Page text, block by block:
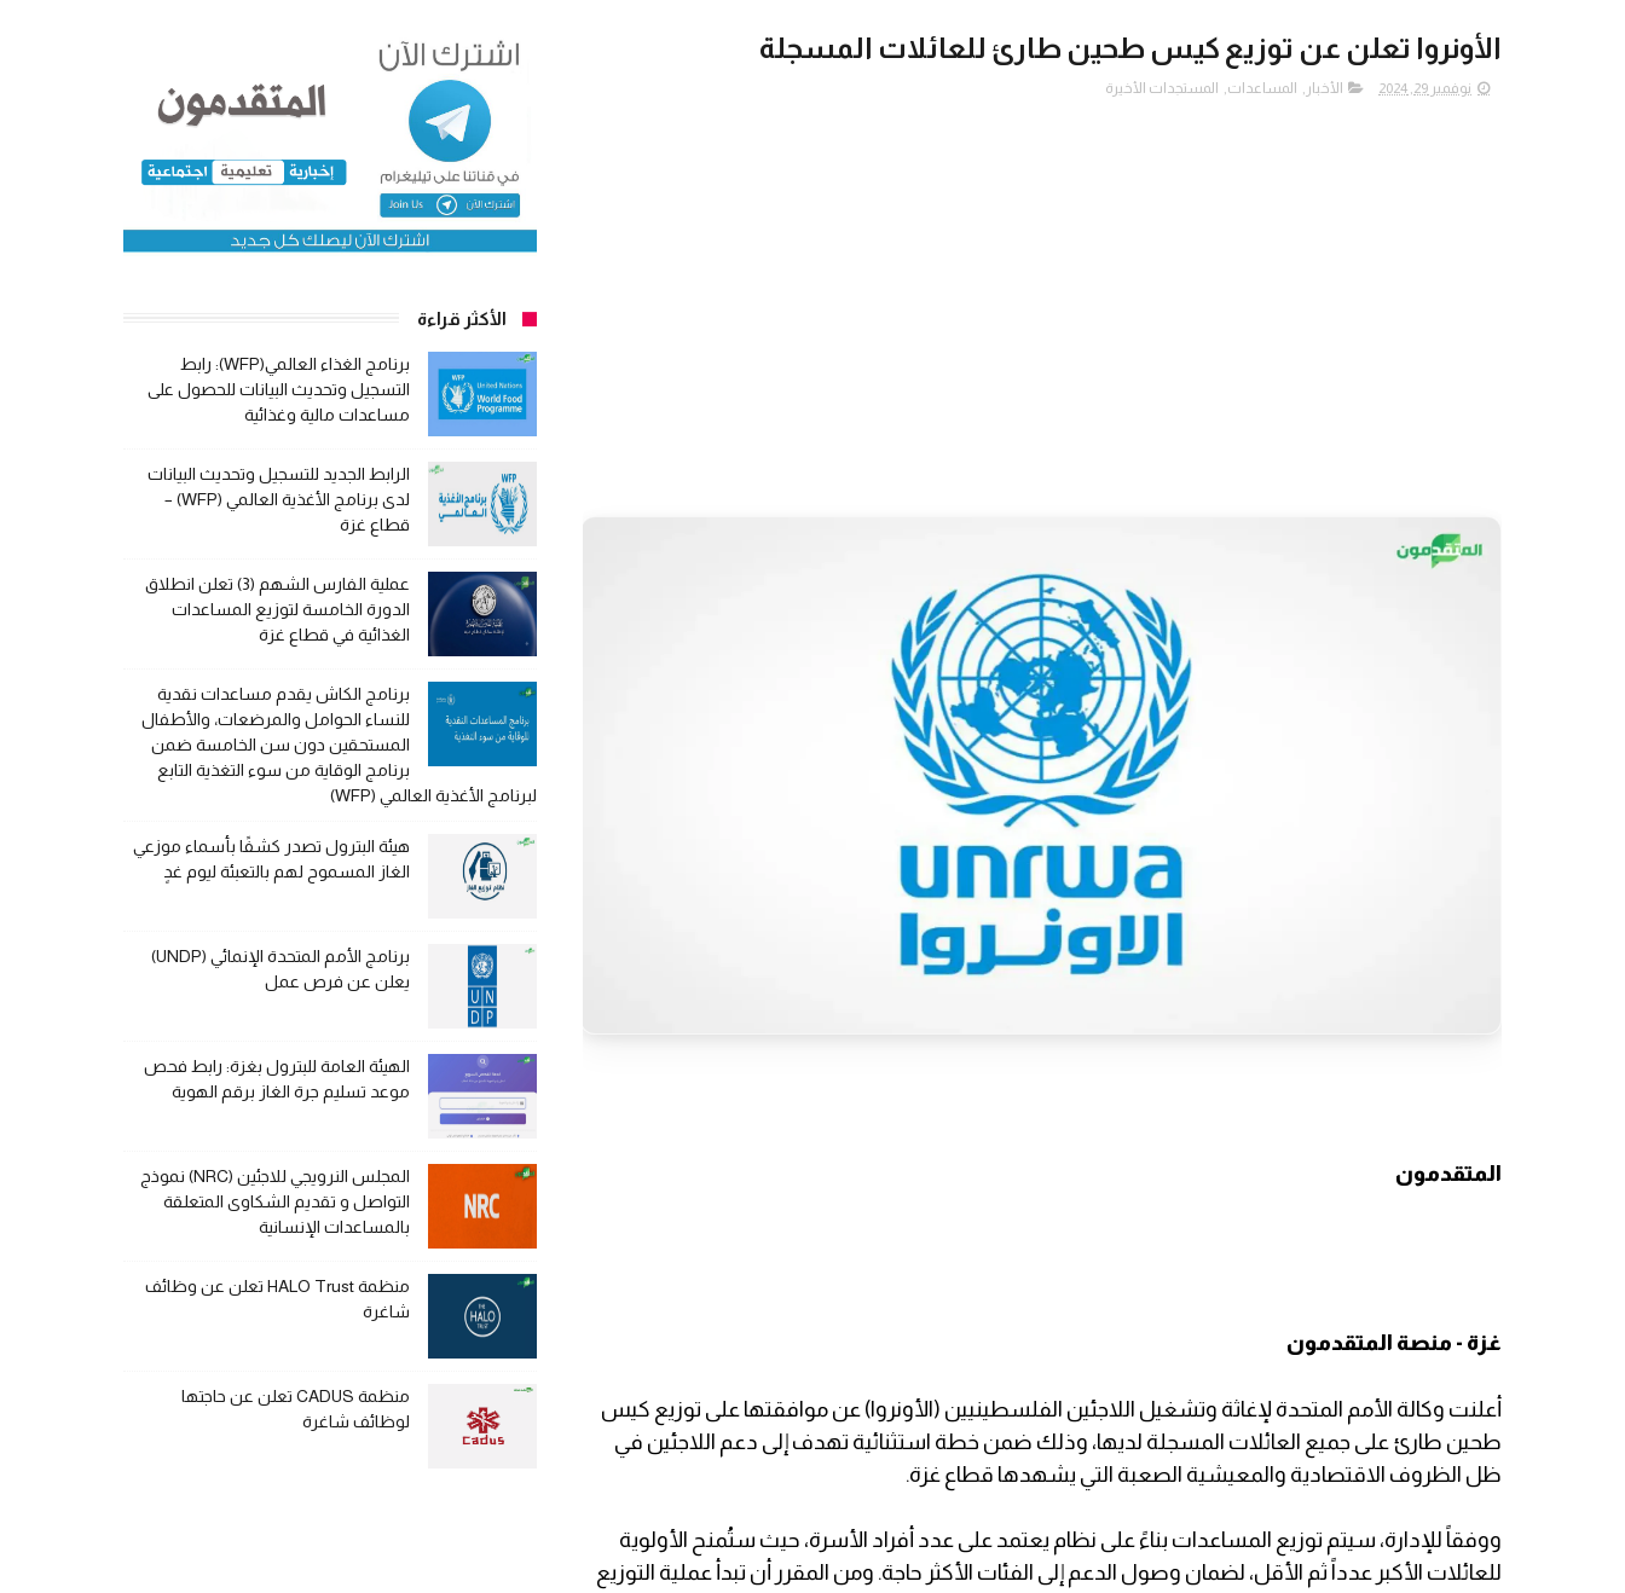
الأونروا تعلن عن توزيع كيس طحين طارئ للعائلات المسجلة
نوفمبر 29, 2024 الأخبار , المساعدات, المستجدات الأخيرة
المتقدمون
غزة - منصة المتقدمون
أعلنت وكالة الأمم المتحدة لإغاثة وتشغيل اللاجئين الفلسطينيين (الأونروا) عن موافقتها على توزيع كيس
طحين طارئ على جميع العائلات المسجلة لديها، وذلك ضمن خطة استثنائية تهدف إلى دعم اللاجئين في
ظل الظروف الاقتصادية والمعيشية الصعبة التي يشهدها قطاع غزة.
ووفقاً للإدارة، سيتم توزيع المساعدات بناءً على نظام يعتمد على عدد أفراد الأسرة، حيث ستُمنح الأولوية
للعائلات الأكبر عدداً ثم الأقل، لضمان وصول الدعم إلى الفئات الأكثر حاجة. ومن المقرر أن تبدأ عملية التوزيع
الأكثر قراءة
برنامج الغذاء العالمي(WFP): رابط
التسجيل وتحديث البيانات للحصول على
مساعدات مالية وغذائية
الرابط الجديد للتسجيل وتحديث البيانات
لدى برنامج الأغذية العالمي (WFP) –
قطاع غزة
عملية الفارس الشهم (3) تعلن انطلاق
الدورة الخامسة لتوزيع المساعدات
الغذائية في قطاع غزة
برنامج الكاش يقدم مساعدات نقدية
للنساء الحوامل والمرضعات، والأطفال
المستحقين دون سن الخامسة ضمن
برنامج الوقاية من سوء التغذية التابع
لبرنامج الأغذية العالمي (WFP)
هيئة البترول تصدر كشفًا بأسماء موزعي
الغاز المسموح لهم بالتعبئة ليوم غدٍ
برنامج الأمم المتحدة الإنمائي (UNDP)
يعلن عن فرص عمل
الهيئة العامة للبترول بغزة: رابط فحص
موعد تسليم جرة الغاز برقم الهوية
المجلس النرويجي للاجئين (NRC) نموذج
التواصل و تقديم الشكاوى المتعلقة
بالمساعدات الإنسانية
منظمة HALO Trust تعلن عن وظائف
شاغرة
منظمة CADUS تعلن عن حاجتها
لوظائف شاغرة